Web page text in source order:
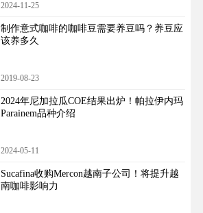
2024-11-25
制作意式咖啡的咖啡豆需要养豆吗？养豆应
该养多久
2019-08-23
2024年尼加拉瓜COE结果出炉！帕拉伊内玛
Parainem品种介绍
2024-05-11
Sucafina收购Mercon越南子公司！将提升越
南咖啡影响力